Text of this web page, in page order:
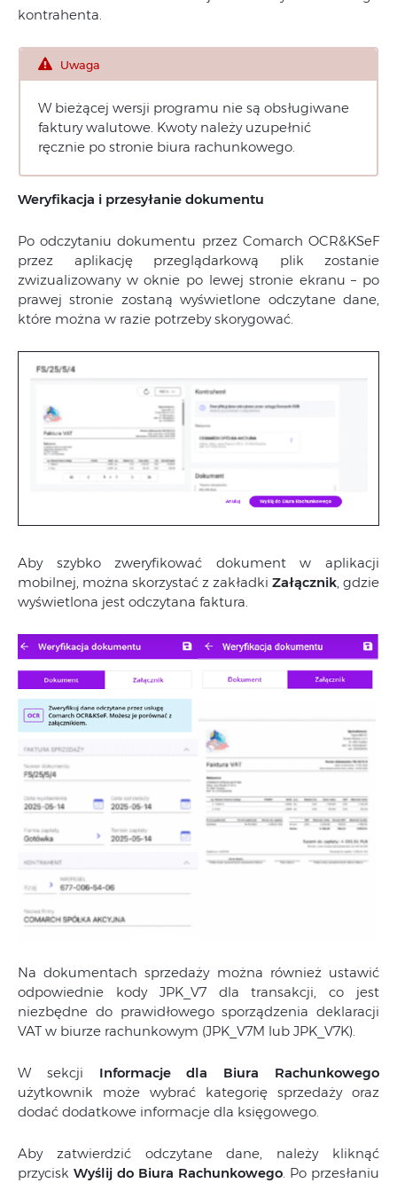
kontrahenta.
Uwaga
W bieżącej wersji programu nie są obsługiwane
faktury walutowe. Kwoty należy uzupełnić
ręcznie po stronie biura rachunkowego.
Weryfikacja i przesyłanie dokumentu
Po odczytaniu dokumentu przez Comarch OCR&KSeF
przez aplikację przeglądarkową plik zostanie
zwizualizowany w oknie po lewej stronie ekranu – po
prawej stronie zostaną wyświetlone odczytane dane,
które można w razie potrzeby skorygować.
Aby szybko zweryfikować dokument w aplikacji
mobilnej, można skorzystać z zakładki Załącznik , gdzie
wyświetlona jest odczytana faktura.
Na dokumentach sprzedaży można również ustawić
odpowiednie kody JPK_V7 dla transakcji, co jest
niezbędne do prawidłowego sporządzenia deklaracji
VAT w biurze rachunkowym (JPK_V7M lub JPK_V7K).
W sekcji Informacje dla Biura Rachunkowego
użytkownik może wybrać kategorię sprzedaży oraz
dodać dodatkowe informacje dla księgowego.
Aby zatwierdzić odczytane dane, należy kliknąć
przycisk Wyślij do Biura Rachunkowego. Po przesłaniu